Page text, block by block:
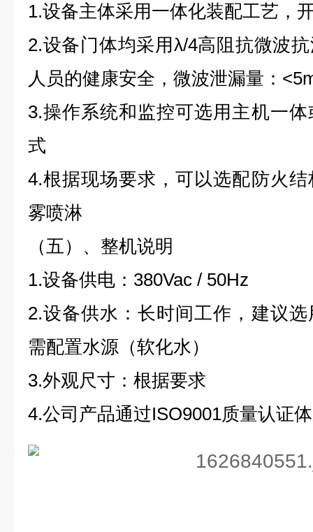
1.设备主体采用一体化装配工艺，
2.设备门体均采用λ/4高阻抗微波
人员的健康安全，微波泄漏量：
3.操作系统和监控可选用主机一
式
4.根据现场要求，可以选配防火
雾喷淋
（五）、整机说明
1.设备供电：380Vac / 50Hz
2.设备供水：长时间工作，建议
需配置水源（软化水）
3.外观尺寸：根据要求
4.公司产品通过ISO9001质量认证